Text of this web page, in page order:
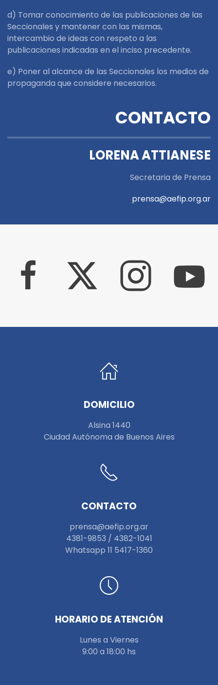
d) Tomar conocimiento de las publicaciones de las
Seccionales y mantener con las mismas,
intercambio de ideas con respeto a las
publicaciones indicadas en el inciso precedente.
e) Poner al alcance de las Seccionales los medios de
propaganda que considere necesarios.
CONTACTO
LORENA ATTIANESE
Secretaria de Prensa
prensa@aefip.org.ar
DOMICILIO
Alsina 1440
Ciudad Autónoma de Buenos Aires
CONTACTO
prensa@aefip.org.ar
4381-9853 / 4382-1041
Whatsapp 11 5417-1360
HORARIO DE ATENCIÓN
Lunes a Viernes
9:00 a 18:00 hs